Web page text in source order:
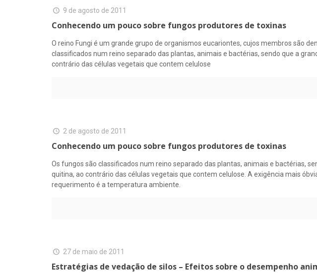
9 de agosto de 2011
Conhecendo um pouco sobre fungos produtores de toxinas
O reino Fungi é um grande grupo de organismos eucariontes, cujos membros são
classificados num reino separado das plantas, animais e bactérias, sendo que a
contrário das células vegetais que contem celulose
2 de agosto de 2011
Conhecendo um pouco sobre fungos produtores de toxinas
Os fungos são classificados num reino separado das plantas, animais e bactérias,
quitina, ao contrário das células vegetais que contem celulose. A exigência mais
requerimento é a temperatura ambiente.
27 de maio de 2011
Estratégias de vedação de silos – Efeitos sobre o desempenho